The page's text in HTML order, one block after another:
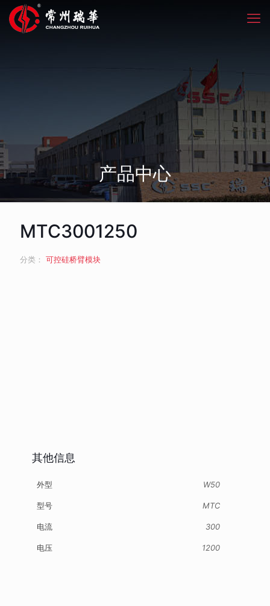
产品中心
MTC3001250
分类： 可控硅桥臂模块
其他信息
外型 W50
型号 MTC
电流 300
电压 1200